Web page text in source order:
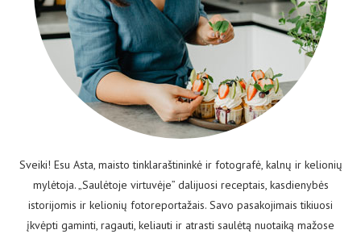
Sveiki! Esu Asta, maisto tinklaraštininkė ir fotografė, kalnų ir kelionių
mylėtoja. „Saulėtoje virtuvėje” dalijuosi receptais, kasdienybės
istorijomis ir kelionių fotoreportažais. Savo pasakojimais tikiuosi
įkvėpti gaminti, ragauti, keliauti ir atrasti saulėtą nuotaiką mažose